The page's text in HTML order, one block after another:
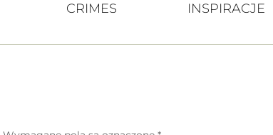
CRIMES
INSPIRACJE